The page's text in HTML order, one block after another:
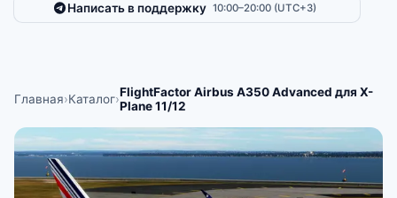
Написать в поддержку 10:00–20:00 (UTC+3)
Главная›Каталог›FlightFactor Airbus A350 Advanced для X-
Plane 11/12